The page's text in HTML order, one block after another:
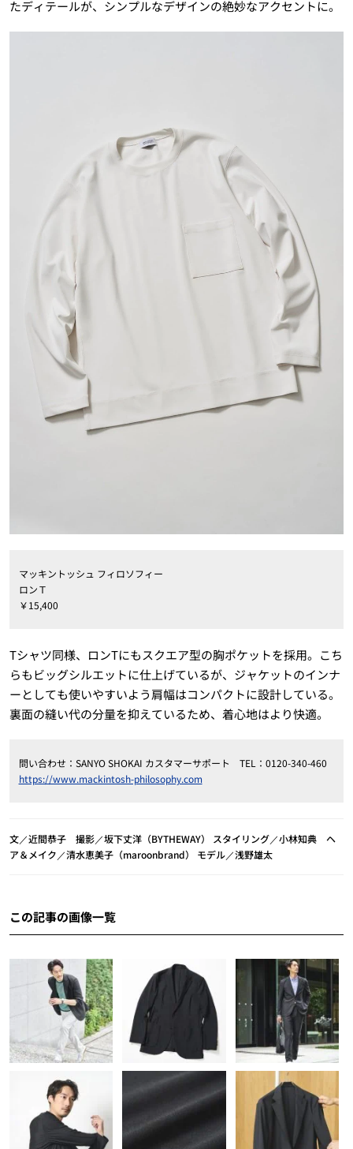
たディテールが、シンプルなデザインの絶妙なアクセントに。
マッキントッシュ フィロソフィー
ロンＴ
￥15,400
Tシャツ同様、ロンTにもスクエア型の胸ポケットを採用。こち
らもビッグシルエットに仕上げているが、ジャケットのインナ
ーとしても使いやすいよう肩幅はコンパクトに設計している。
裏面の縫い代の分量を抑えているため、着心地はより快適。
問い合わせ：SANYO SHOKAI カスタマーサポート TEL：0120-340-460
https://www.mackintosh-philosophy.com
文／近間恭子 撮影／坂下丈洋（BYTHEWAY） スタイリング／小林知典 ヘ
ア＆メイク／清水恵美子（maroonbrand） モデル／浅野雄太
この記事の画像一覧